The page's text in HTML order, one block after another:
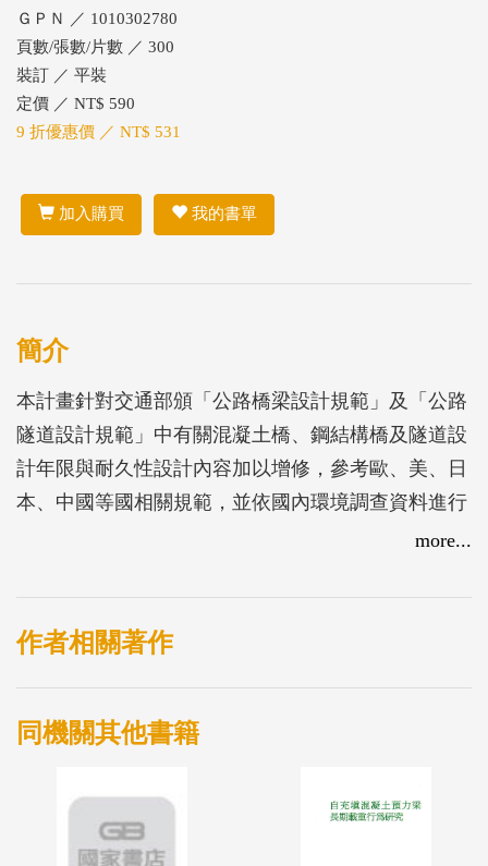
ＧＰＮ ／ 1010302780
頁數/張數/片數 ／ 300
裝訂 ／ 平裝
定價 ／ NT$ 590
9 折優惠價 ／ NT$ 531
加入購買 我的書單
簡介
本計畫針對交通部頒「公路橋梁設計規範」及「公路
隧道設計規範」中有關混凝土橋、鋼結構橋及隧道設
計年限與耐久性設計內容加以增修，參考歐、美、日
本、中國等國相關規範，並依國內環境調查資料進行
環境條件對應分級探討，制定參考規範草案，其中設
中性化及鹽害為主，鋼結構橋梁以防蝕設計為主，公
路隧道耐久性設計主要以支撐構件耐久性考量為主。
包含適用範圍、設計原則、設計考量因素、混凝土橋
文及解說部分完成5個章節有關耐久性條文之修訂。
more...
作者相關著作
同機關其他書籍